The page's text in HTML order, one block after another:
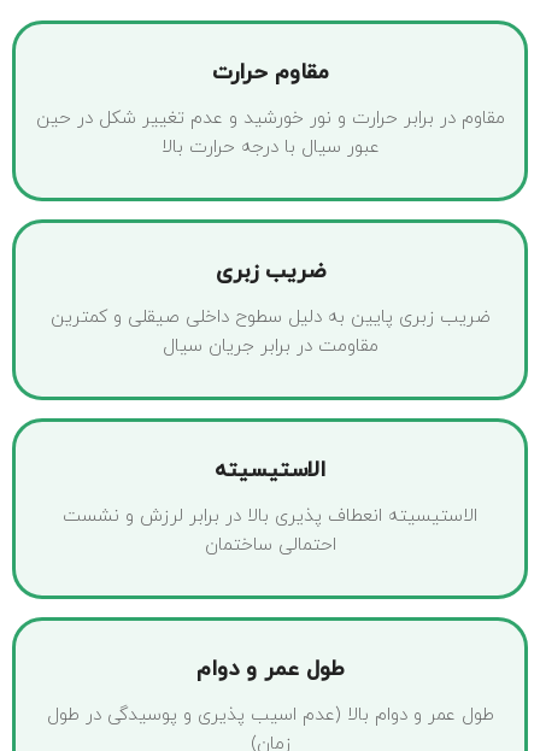
مقاوم حرارت
مقاوم در برابر حرارت و نور خورشید و عدم تغییر شکل در حین
عبور سیال با درجه حرارت بالا
ضریب زبری
ضریب زبری پایین به دلیل سطوح داخلی صیقلی و کمترین
مقاومت در برابر جریان سیال
الاستیسیته
الاستیسیته انعطاف پذیری بالا در برابر لرزش و نشست
احتمالی ساختمان
طول عمر و دوام
طول عمر و دوام بالا (عدم اسیب پذیری و پوسیدگی در طول
زمان)